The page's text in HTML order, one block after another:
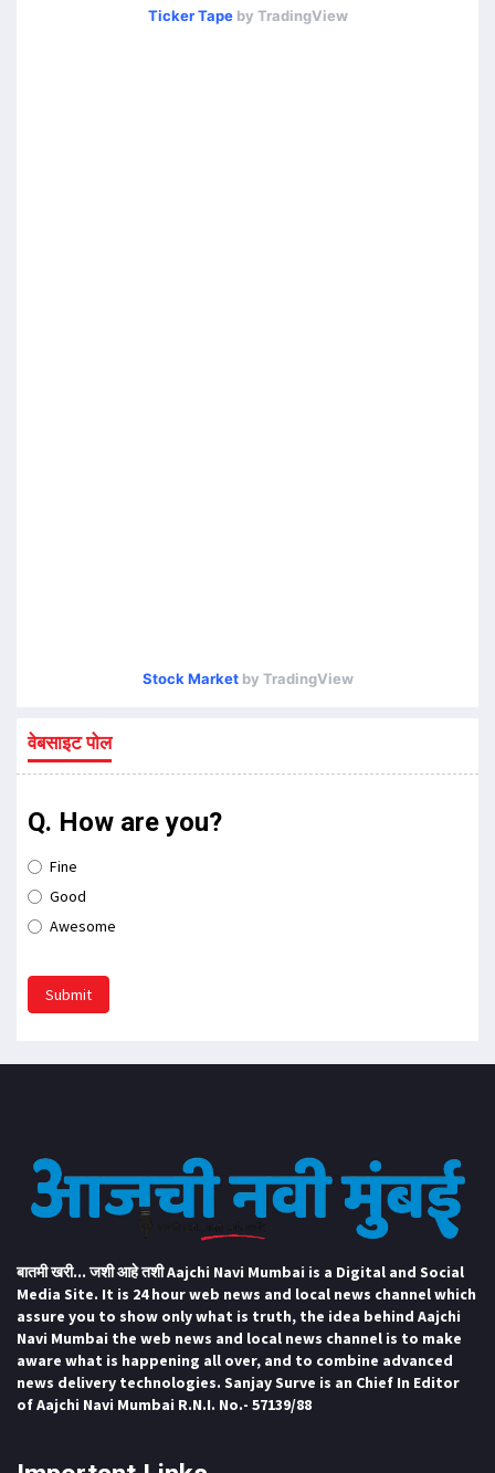
Ticker Tapeby TradingView
Stock Marketby TradingView
वेबसाइट पोल
Q. How are you?
Fine
Good
Awesome
Submit
बातमी खरी... जशी आहे तशी Aajchi Navi Mumbai is a Digital and Social
Media Site. It is 24 hour web news and local news channel which
assure you to show only what is truth, the idea behind Aajchi
Navi Mumbai the web news and local news channel is to make
aware what is happening all over, and to combine advanced
news delivery technologies. Sanjay Surve is an Chief In Editor
of Aajchi Navi Mumbai R.N.I. No.- 57139/88